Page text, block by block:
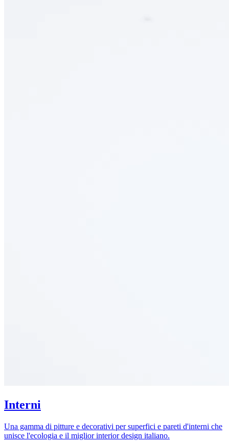
Interni
Una gamma di pitture e decorativi per superfici e pareti d'interni che
unisce l'ecologia e il miglior interior design italiano.